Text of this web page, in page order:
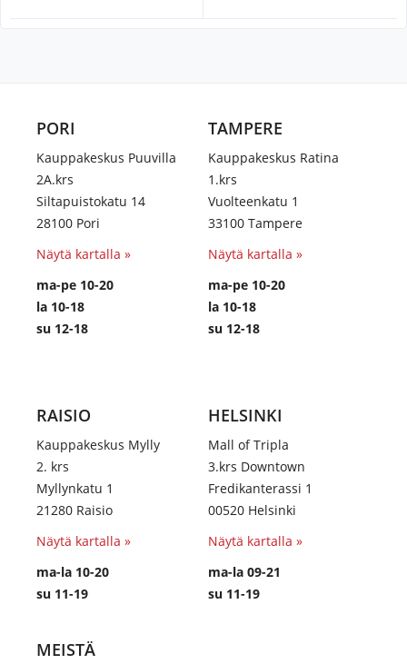
PORI
Kauppakeskus Puuvilla
2A.krs
Siltapuistokatu 14
28100 Pori
Näytä kartalla »
ma-pe 10-20
la 10-18
su 12-18
TAMPERE
Kauppakeskus Ratina
1.krs
Vuolteenkatu 1
33100 Tampere
Näytä kartalla »
ma-pe 10-20
la 10-18
su 12-18
RAISIO
Kauppakeskus Mylly
2. krs
Myllynkatu 1
21280 Raisio
Näytä kartalla »
ma-la 10-20
su 11-19
HELSINKI
Mall of Tripla
3.krs Downtown
Fredikanterassi 1
00520 Helsinki
Näytä kartalla »
ma-la 09-21
su 11-19
MEISTÄ